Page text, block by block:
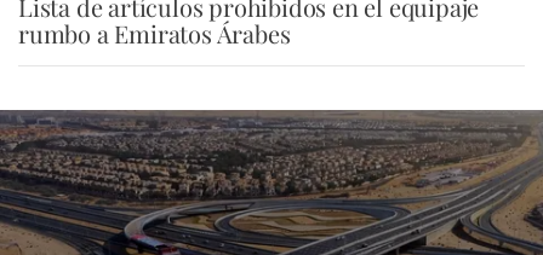
rumbo a Emiratos Árabes